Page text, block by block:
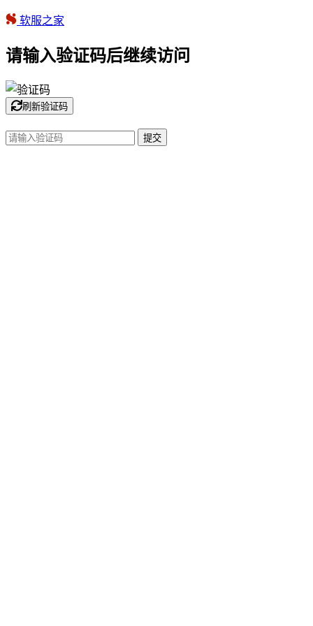
软服之家
请输入验证码后继续访问
刷新验证码